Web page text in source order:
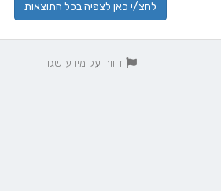
לחצ/י כאן לצפיה בכל התוצאות
דיווח על מידע שגוי